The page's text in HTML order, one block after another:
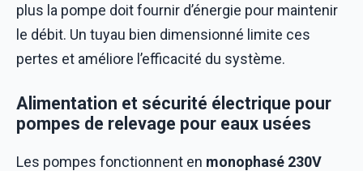
plus la pompe doit fournir d’énergie pour maintenir
le débit. Un tuyau bien dimensionné limite ces
pertes et améliore l’efficacité du système.
Alimentation et sécurité électrique pour
pompes de relevage pour eaux usées
Les pompes fonctionnent en monophasé 230V